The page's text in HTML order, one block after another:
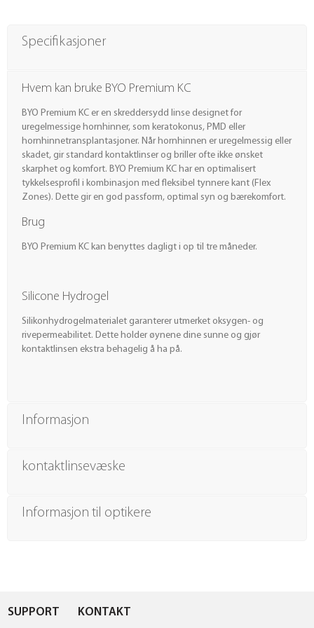
Specifikasjoner
Hvem kan bruke BYO Premium KC
BYO Premium KC er en skreddersydd linse designet for
uregelmessige hornhinner, som keratokonus, PMD eller
hornhinnetransplantasjoner. Når hornhinnen er uregelmessig eller
skadet, gir standard kontaktlinser og briller ofte ikke ønsket
skarphet og komfort. BYO Premium KC har en optimalisert
tykkelsesprofil i kombinasjon med fleksibel tynnere kant (Flex
Zones). Dette gir en god passform, optimal syn og bærekomfort.
Brug
BYO Premium KC kan benyttes dagligt i op til tre måneder.
Silicone Hydrogel
Silikonhydrogelmaterialet garanterer utmerket oksygen- og
rivepermeabilitet. Dette holder øynene dine sunne og gjør
kontaktlinsen ekstra behagelig å ha på.
Informasjon
kontaktlinsevæske
Informasjon til optikere
SUPPORT KONTAKT